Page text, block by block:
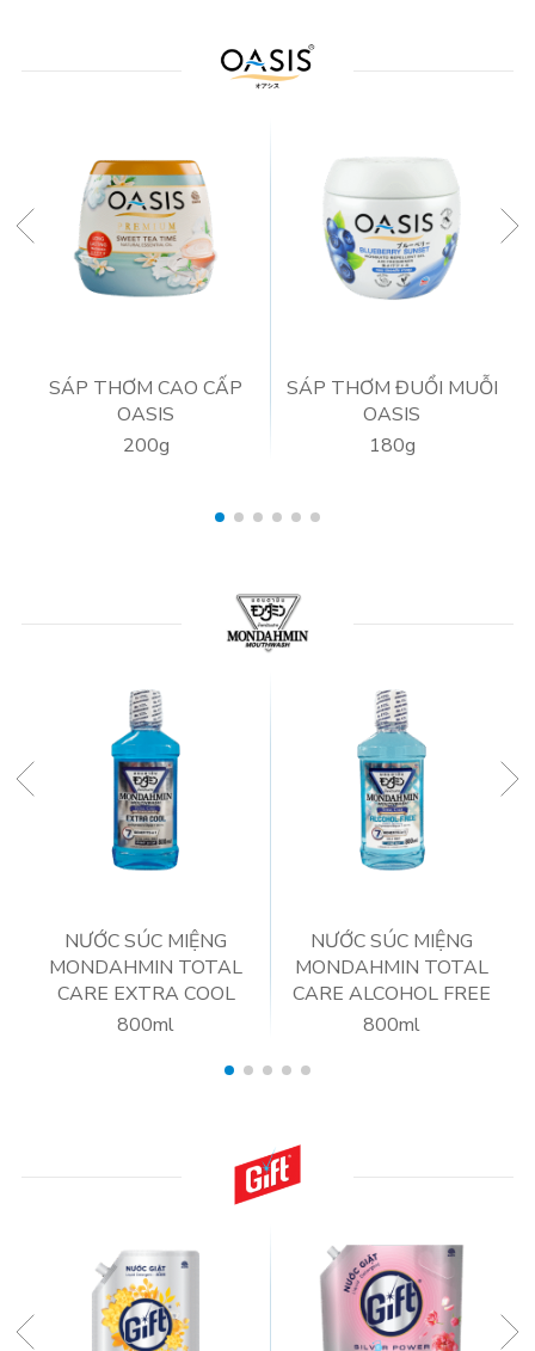
SÁP THƠM CAO CẤP
OASIS
200g
SÁP THƠM ĐUỔI MUỖI
OASIS
180g
NƯỚC SÚC MIỆNG
MONDAHMIN TOTAL
CARE EXTRA COOL
800ml
NƯỚC SÚC MIỆNG
MONDAHMIN TOTAL
CARE ALCOHOL FREE
800ml